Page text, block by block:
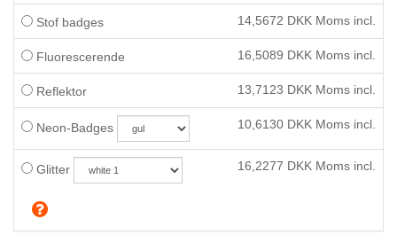
Stof badges 14,5672 DKK Moms incl.
Fluorescerende 16,5089 DKK Moms incl.
Reflektor 13,7123 DKK Moms incl.
Neon-Badges 10,6130 DKK Moms incl.
Glitter 16,2277 DKK Moms incl.